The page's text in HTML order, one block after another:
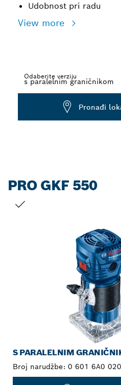
Udobnost pri radu
View more
Odaberite verziju
Pronađi
PRO GKF 550
S PARALELNIM
Broj narudžbe: 0 601 6A0 020